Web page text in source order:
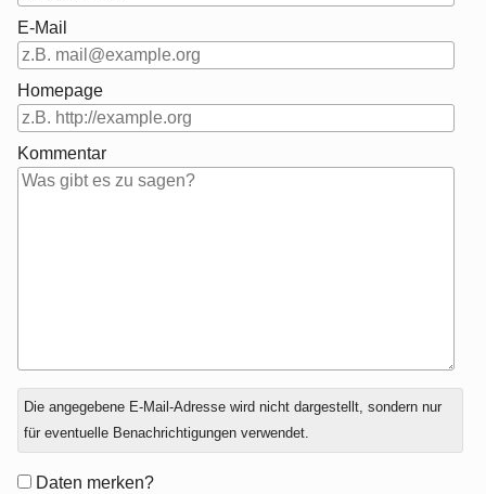
E-Mail
Homepage
Kommentar
Antwort
zu
Die angegebene E-Mail-Adresse wird nicht dargestellt, sondern nur
für eventuelle Benachrichtigungen verwendet.
Formular-
Daten merken?